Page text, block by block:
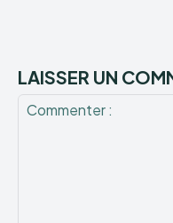
LAISSER UN